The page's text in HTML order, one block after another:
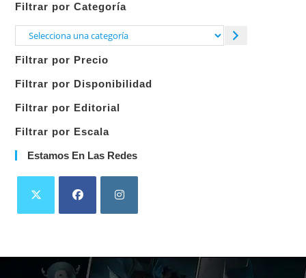
Filtrar por Categoría
Selecciona
categoría
Filtrar por Precio
Filtrar por Disponibilidad
Filtrar por Editorial
Filtrar por Escala
Estamos En Las Redes